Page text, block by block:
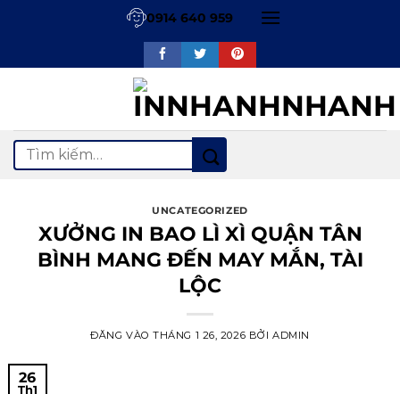
0914 640 959
Tìm
kiếm:
UNCATEGORIZED
XƯỞNG IN BAO LÌ XÌ QUẬN TÂN
BÌNH MANG ĐẾN MAY MẮN, TÀI
LỘC
ĐĂNG VÀOTHÁNG 1 26, 2026 BỞI ADMIN
26
Th1